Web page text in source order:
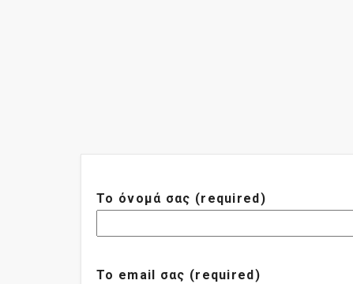
Το όνομά σας (required)
Το email σας (required)